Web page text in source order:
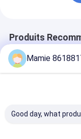
Produits
Mamie
Good day, what